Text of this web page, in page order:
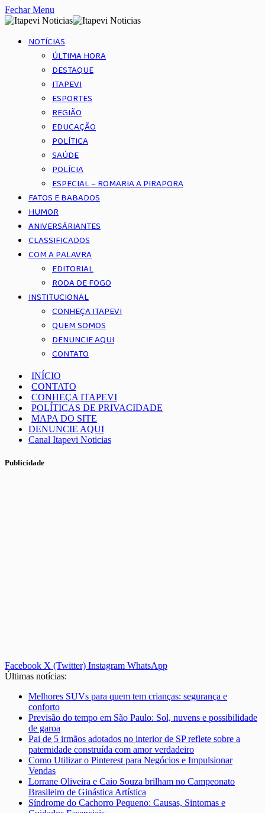
Fechar Menu
NOTÍCIAS
ÚLTIMA HORA
DESTAQUE
ITAPEVI
ESPORTES
REGIÃO
EDUCAÇÃO
POLÍTICA
SAÚDE
POLÍCIA
ESPECIAL – ROMARIA A PIRAPORA
FATOS E BABADOS
HUMOR
ANIVERSÁRIANTES
CLASSIFICADOS
COM A PALAVRA
EDITORIAL
RODA DE FOGO
INSTITUCIONAL
CONHEÇA ITAPEVI
QUEM SOMOS
DENUNCIE AQUI
CONTATO
INÍCIO
CONTATO
CONHEÇA ITAPEVI
POLÍTICAS DE PRIVACIDADE
MAPA DO SITE
DENUNCIE AQUI
Canal Itapevi Noticias
Publicidade
Facebook X (Twitter) Instagram WhatsApp
Últimas notícias:
Melhores SUVs para quem tem crianças: segurança e
conforto
Previsão do tempo em São Paulo: Sol, nuvens e possibilidade
de garoa
Pai de 5 irmãos adotados no interior de SP reflete sobre a
paternidade construída com amor verdadeiro
Como Utilizar o Pinterest para Negócios e Impulsionar
Vendas
Lorrane Oliveira e Caio Souza brilham no Campeonato
Brasileiro de Ginástica Artística
Síndrome do Cachorro Pequeno: Causas, Sintomas e